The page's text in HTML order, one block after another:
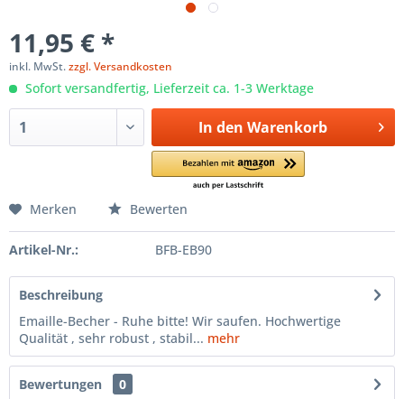
11,95 € *
inkl. MwSt.zzgl. Versandkosten
Sofort versandfertig, Lieferzeit ca. 1-3 Werktage
In den Warenkorb
Merken Bewerten
Artikel-Nr.: BFB-EB90
Beschreibung
Emaille-Becher - Ruhe bitte! Wir saufen. Hochwertige
Qualität , sehr robust , stabil... mehr
Bewertungen
0